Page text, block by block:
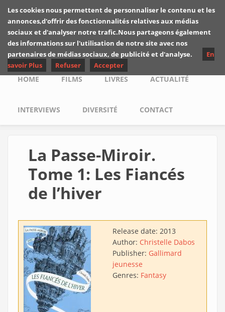
Skip to main content
Les critiques de
Yuyine
Main menu
HOME FILMS LIVRES ACTUALITÉ
INTERVIEWS DIVERSITÉ CONTACT
La Passe-Miroir.
Tome 1: Les Fiancés
de l’hiver
Release date: 2013
Author: Christelle Dabos
Publisher: Gallimard
jeunesse
Genres: Fantasy
Les cookies nous permettent de personnaliser le contenu et les
annonces,d'offrir des fonctionnalités relatives aux médias
sociaux et d'analyser notre trafic.Nous partageons également
des informations sur l'utilisation de notre site avec nos
partenaires de médias sociaux, de publicité et d'analyse.
En
savoir Plus
Refuser Accepter